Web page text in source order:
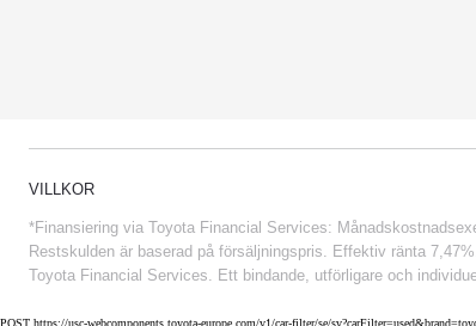
VILLKOR
*Finansiering via Toyota Financial Services:
Restskulden är baserad på försäljningspris. Effektiv ränta
Toyota Financial Services. Ett bindande, utförligare och
POST https://usc-webcomponents.toyota-europe.com/v1/car-filter/se/